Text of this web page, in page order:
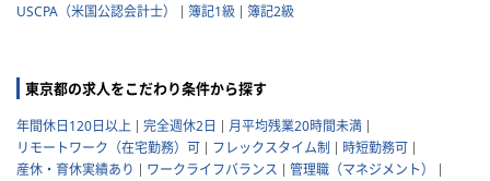
USCPA（米国公認会計士）
簿記1級 簿記2級
東京都の求人をこだわり条件から探す
年間休日120日以上 完全週休2日
月平均残業20時間未満
リモートワーク（在宅勤務）可
フレックスタイム制
時短勤務可
産休・育休実績あり
ワークライフバランス
管理職（マネジメント）